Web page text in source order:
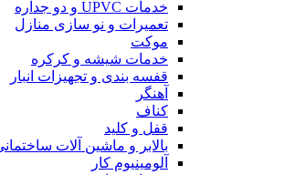
خدمات UPVC و دو جداره
تعمیرات و نو سازی منازل
موکت
خدمات شیشه و کرکره
قفسه بندی و تجهیزات انبار
آهنگر
کناف
قفل و کلید
بالابر و ماشین آلات ساختمانی
آلومینیوم کار